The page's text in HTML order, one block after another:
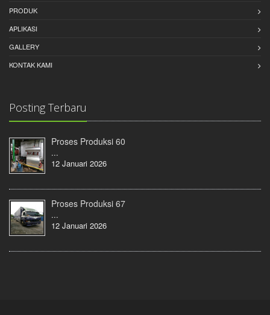
PRODUK
APLIKASI
GALLERY
KONTAK KAMI
Posting Terbaru
Proses Produksi 60
...
12 Januari 2026
Proses Produksi 67
...
12 Januari 2026